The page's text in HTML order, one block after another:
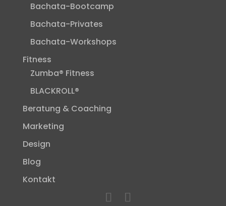
Bachata-Bootcamp
Bachata-Privates
Bachata-Workshops
Fitness
Zumba® Fitness
BLACKROLL®
Beratung & Coaching
Marketing
Design
Blog
Kontakt